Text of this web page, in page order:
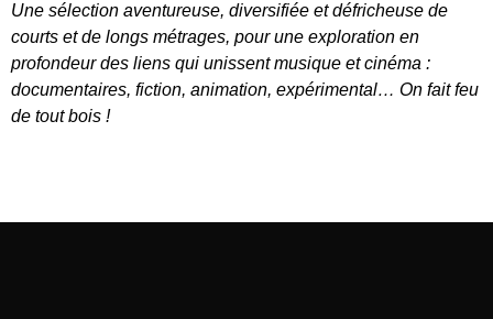
Une sélection aventureuse, diversifiée et défricheuse de
courts et de longs métrages, pour une exploration en
profondeur des liens qui unissent musique et cinéma :
documentaires, fiction, animation, expérimental… On fait feu
de tout bois !